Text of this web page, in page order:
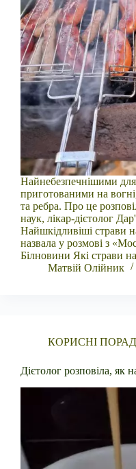
Найнебезпечнішими
приготованими на
та ребра. Про це
наук, лікар-дієтолог
Найшкідливіші страви
назвала у розмові з
Білновини Які страви
Матвій Олійник
КОРИСНІ
Дієтолог розповіла, як